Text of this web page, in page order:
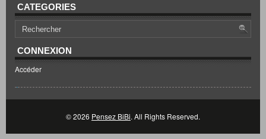
CATEGORIES
CONNEXION
Accéder
© 2026 Pensez BiBi. All Rights Reserved.